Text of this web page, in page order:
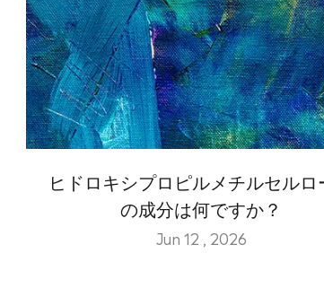
ヒドロキシプロピルメチルセルロ
の成分は何ですか？
Jun 12 , 2026